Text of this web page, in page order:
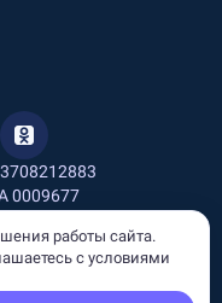
0009677
информационный
публичной офертой.
работы сайта.
с условиями